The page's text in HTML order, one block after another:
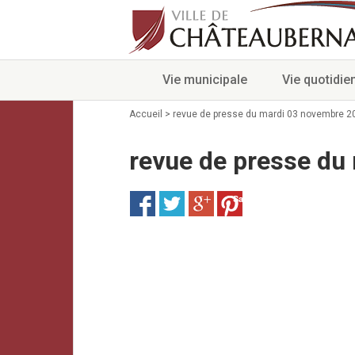
Vie municipale Vie
Accueil > revue de presse du mardi 03 novembre
revue de presse
Save